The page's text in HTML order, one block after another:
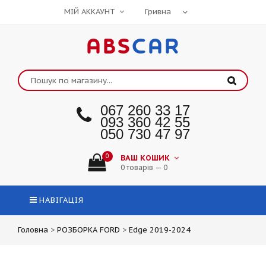
МІЙ АККАУНТ
ABSCAR
067 260 33 17
093 360 42 55
050 730 47 97
0 ВАШ КОШИК
0 товарів — 0
НАВІГАЦІЯ
Головна > РОЗБОРКА FORD > Edge 2019-2024